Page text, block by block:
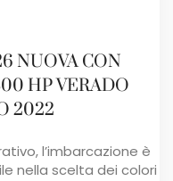
NUOVA CON
HP VERADO
2022
l’imbarcazione è
nella scelta dei colori